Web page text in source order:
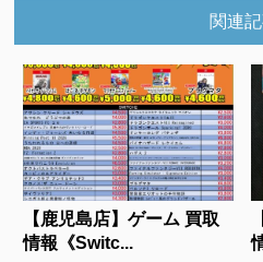
関連
【鹿児島店】ゲーム 買取
情報《Switc...